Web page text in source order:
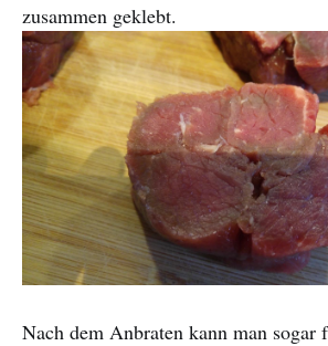
zusammen geklebt.
Nach dem Anbraten kann man sogar